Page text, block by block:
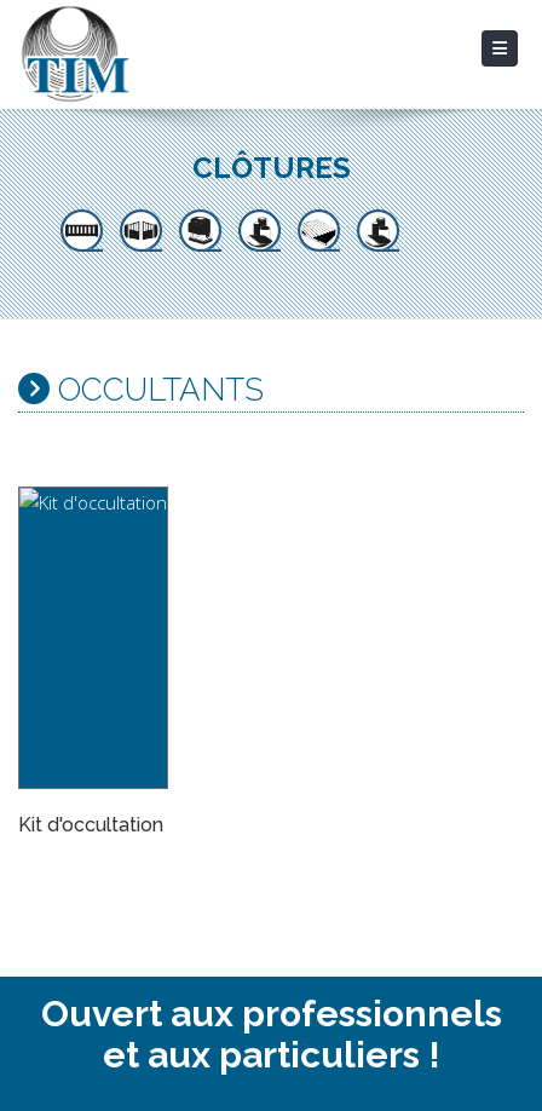
CLÔTURES
OCCULTANTS
Kit d'occultation
Ouvert aux professionnels
et aux particuliers !